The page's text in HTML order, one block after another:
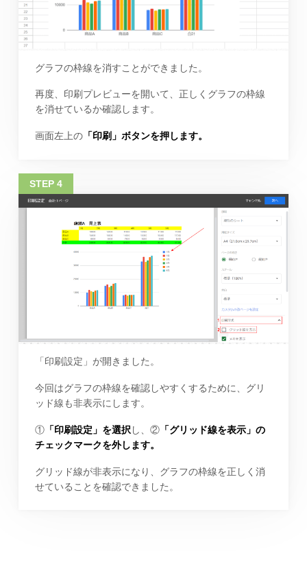
グラフの枠線を消すことができました。
再度、印刷プレビューを開いて、正しくグラフの枠線
を消せているか確認します。
画面左上の「印刷」ボタンを押します。
「印刷設定」が開きました。
今回はグラフの枠線を確認しやすくするために、グリ
ッド線も非表示にします。
①「印刷設定」を選択 し、②「グリッド線を表示」の
チェックマークを外します。
グリッド線が非表示になり、グラフの枠線を正しく消
せていることを確認できました。